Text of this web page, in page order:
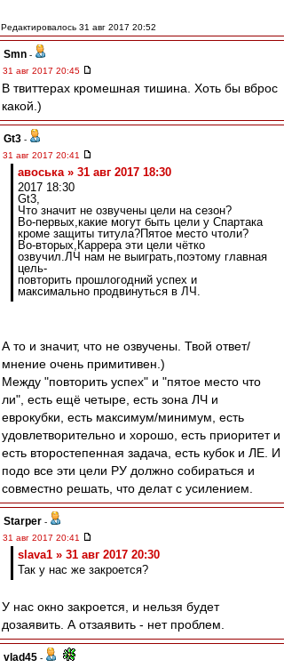
Редактировалось 31 авг 2017 20:52
Smn -
31 авг 2017 20:45
В твиттерах кромешная тишина. Хоть бы вброс
какой.)
Gt3 -
31 авг 2017 20:41
авоська » 31 авг 2017 18:30
2017 18:30
Gt3,
Что значит не озвучены цели на сезон?
Во-первых,какие могут быть цели у Спартака
кроме защиты титула?Пятое место чтоли?
Во-вторых,Каррера эти цели чётко
озвучил.ЛЧ нам не выиграть,поэтому главная
цель-
повторить прошлогодний успех и
максимально продвинуться в ЛЧ.
А то и значит, что не озвучены. Твой ответ/
мнение очень примитивен.)
Между "повторить успех" и "пятое место что
ли", есть ещё четыре, есть зона ЛЧ и
еврокубки, есть максимум/минимум, есть
удовлетворительно и хорошо, есть приоритет и
есть второстепенная задача, есть кубок и ЛЕ. И
подо все эти цели РУ должно собираться и
совместно решать, что делат с усилением.
Starper -
31 авг 2017 20:41
slava1 » 31 авг 2017 20:30
Так у нас же закроется?
У нас окно закроется, и нельзя будет
дозаявить. А отзаявить - нет проблем.
vlad45 -